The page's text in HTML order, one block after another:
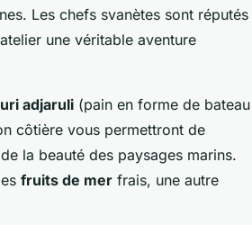
Les chefs svanètes sont réputés
une véritable aventure
adjaruli (pain en forme de bateau
côtière vous permettront de
la beauté des paysages marins.
fruits de mer frais, une autre